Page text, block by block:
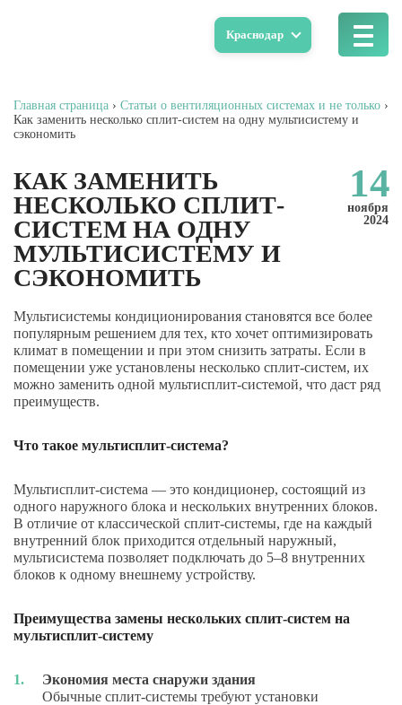
Краснодар
Главная страница › Статьи о вентиляционных системах и не только ›
Как заменить несколько сплит-систем на одну мультисистему и
сэкономить
КАК ЗАМЕНИТЬ
НЕСКОЛЬКО СПЛИТ-
СИСТЕМ НА ОДНУ
МУЛЬТИСИСТЕМУ И
СЭКОНОМИТЬ
14
ноября
2024
Мультисистемы кондиционирования становятся все более
популярным решением для тех, кто хочет оптимизировать
климат в помещении и при этом снизить затраты. Если в
помещении уже установлены несколько сплит-систем, их
можно заменить одной мультисплит-системой, что даст ряд
преимуществ.
Что такое мультисплит-система?
Мультисплит-система — это кондиционер, состоящий из
одного наружного блока и нескольких внутренних блоков.
В отличие от классической сплит-системы, где на каждый
внутренний блок приходится отдельный наружный,
мультисистема позволяет подключать до 5–8 внутренних
блоков к одному внешнему устройству.
Преимущества замены нескольких сплит-систем на
мультисплит-систему
Экономия места снаружи здания
Обычные сплит-системы требуют установки